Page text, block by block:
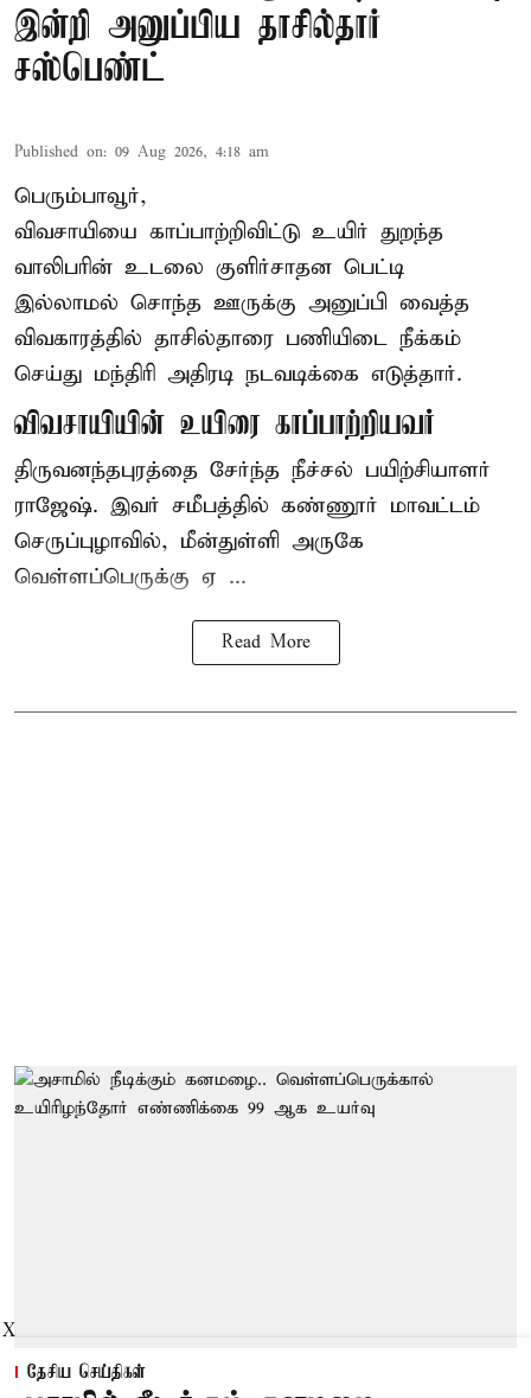
இன்றி அனுப்பிய தாசில்தார்
சஸ்பெண்ட்
Published on: 09 Aug 2026, 4:18 am
பெரும்பாவூர்,
விவசாயியை காப்பாற்றிவிட்டு உயிர் துறந்த
வாலிபரின் உடலை குளிர்சாதன பெட்டி
இல்லாமல் சொந்த ஊருக்கு அனுப்பி வைத்த
விவகாரத்தில் தாசில்தாரை பணியிடை நீக்கம்
செய்து மந்திரி அதிரடி நடவடிக்கை எடுத்தார்.
விவசாயியின் உயிரை காப்பாற்றியவர்
திருவனந்தபுரத்தை சேர்ந்த நீச்சல் பயிற்சியாளர்
ராஜேஷ். இவர் சமீபத்தில் கண்ணூர் மாவட்டம்
செருப்புழாவில், மீன்துள்ளி அருகே
வெள்ளப்பெருக்கு ஏ ...
Read More
தேசிய செய்திகள்
X